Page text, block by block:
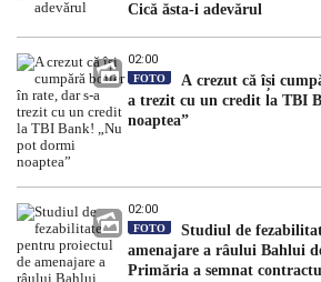
Cică ăsta-i adevărul
02:00
FOTO
A crezut că își
a trezit cu un credit la TBI
noaptea”
02:00
FOTO
Studiul de
amenajare a râului Bahlui
Primăria a semnat